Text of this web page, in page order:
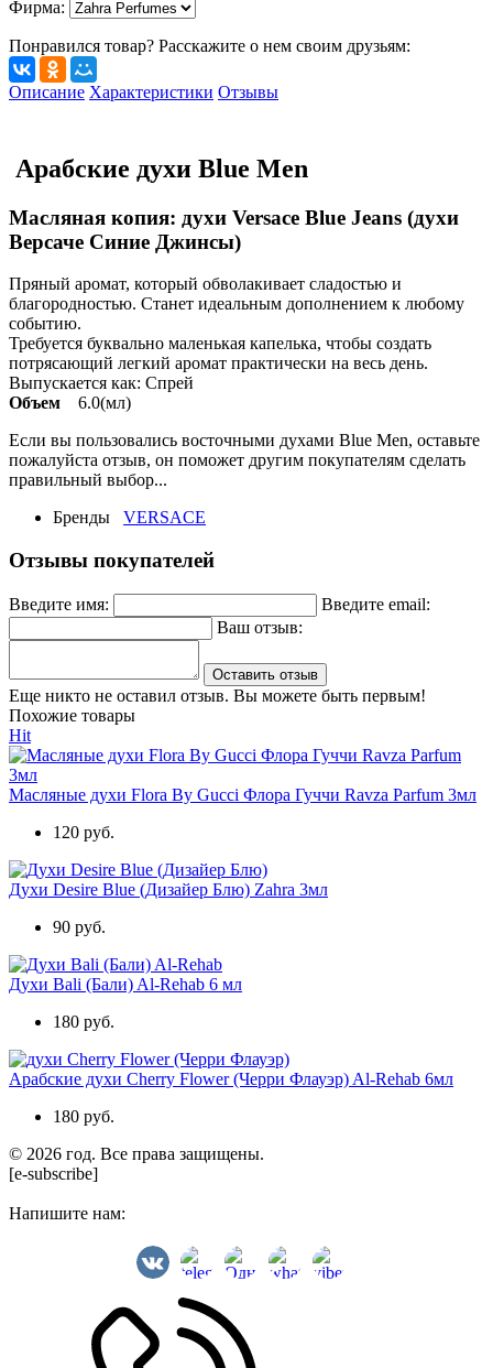
Фирма:
Понравился товар? Расскажите о нем своим друзьям:
Описание Характеристики Отзывы
Арабские духи Blue Men
Масляная копия: духи Versace Blue Jeans (духи
Версаче Синие Джинсы)
Пряный аромат, который обволакивает сладостью и
благородностью. Станет идеальным дополнением к любому
событию.
Требуется буквально маленькая капелька, чтобы создать
потрясающий легкий аромат практически на весь день.
Выпускается как: Спрей
Объем
6.0(мл)
Если вы пользовались восточными духами Blue Men, оставьте
пожалуйста отзыв, он поможет другим покупателям сделать
правильный выбор...
Бренды
VERSACE
Отзывы покупателей
Введите имя:
Введите email:
Ваш отзыв:
Оставить отзыв
Еще никто не оставил отзыв. Вы можете быть первым!
Похожие товары
Hit
Масляные духи Flora By Gucci Флора Гуччи Ravza Parfum 3мл
120 руб.
Духи Desire Blue (Дизайер Блю) Zahra 3мл
90 руб.
Духи Bali (Бали) Al-Rehab 6 мл
180 руб.
Арабские духи Cherry Flower (Черри Флауэр) Al-Rehab 6мл
180 руб.
© 2026 год. Все права защищены.
[e-subscribe]
Напишите нам: